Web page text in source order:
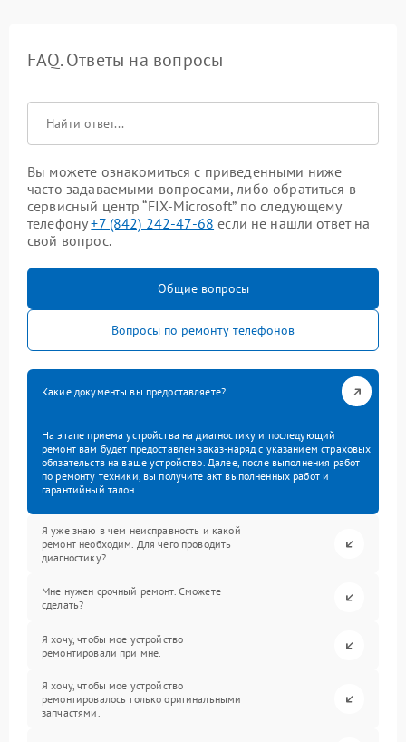
FAQ. Ответы на вопросы
Вы можете ознакомиться с приведенными ниже
часто задаваемыми вопросами, либо обратиться в
сервисный центр “FIX-Microsoft” по следующему
телефону+7 (842) 242-47-68 если не нашли ответ на
свой вопрос.
Общие вопросы
Вопросы по ремонту телефонов
Какие документы вы предоставляете?
На этапе приема устройства на диагностику и последующий
ремонт вам будет предоставлен заказ-наряд с указанием страховых
обязательств на ваше устройство. Далее, после выполнения работ
по ремонту техники, вы получите акт выполненных работ и
гарантийный талон.
Я уже знаю в чем неисправность и какой
ремонт необходим. Для чего проводить
диагностику?
Мне нужен срочный ремонт. Сможете
сделать?
Я хочу, чтобы мое устройство
ремонтировали при мне.
Я хочу, чтобы мое устройство
ремонтировалось только оригинальными
запчастями.